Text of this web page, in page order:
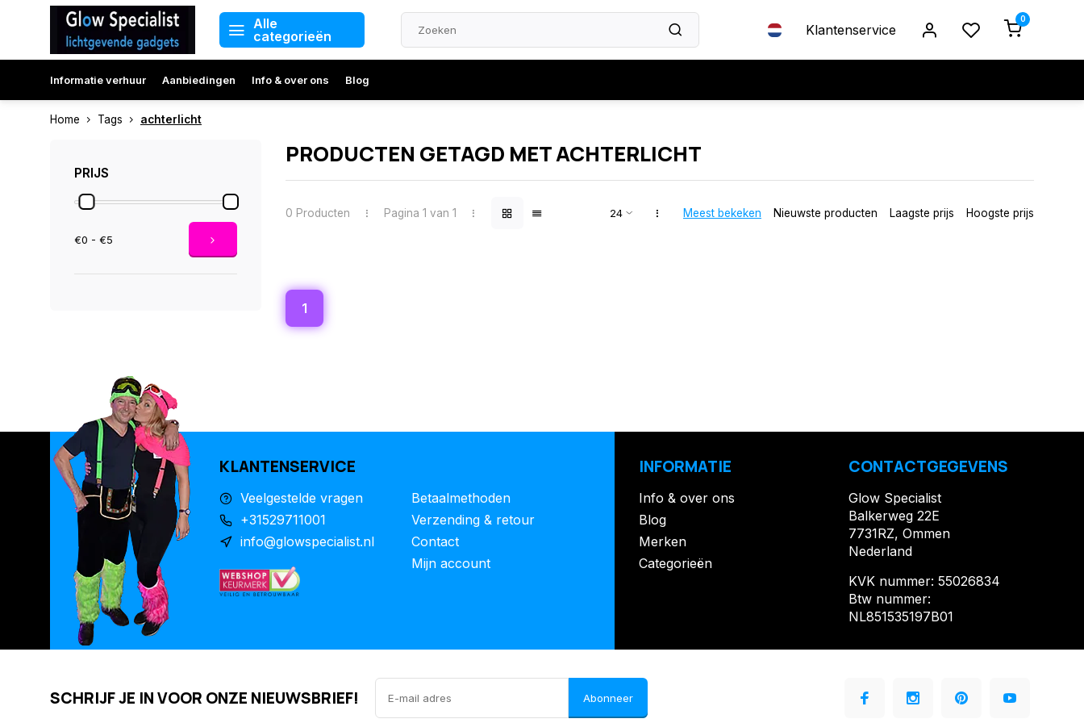
Alle
categorieën
Klantenservice
0
Informatie verhuur Aanbiedingen Info & over ons Blog
Home Tags achterlicht
PRIJS
€0 - €5
PRODUCTEN GETAGD MET ACHTERLICHT
0 Producten Pagina 1 van 1 Meest bekeken Nieuwste producten Laagste prijs Hoogste prijs
1
KLANTENSERVICE
Veelgestelde vragen
+31529711001
info@glowspecialist.nl
Betaalmethoden
Verzending & retour
Contact
Mijn account
INFORMATIE
Info & over ons
Blog
Merken
Categorieën
CONTACTGEGEVENS
Glow Specialist
Balkerweg 22E
7731RZ, Ommen
Nederland
KVK nummer: 55026834
Btw nummer:
NL851535197B01
SCHRIJF JE IN VOOR ONZE NIEUWSBRIEF! Abonneer